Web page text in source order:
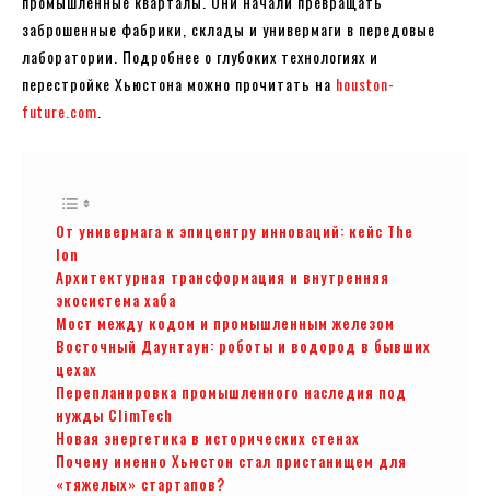
заброшенные фабрики, склады и универмаги в передовые
лаборатории. Подробнее о глубоких технологиях и
перестройке Хьюстона можно прочитать на houston-
future.com
От универмага к эпицентру инноваций: кейс The
Ion
Архитектурная трансформация и внутренняя
экосистема хаба
Мост между кодом и промышленным железом
Восточный Даунтаун: роботы и водород в бывших
цехах
Перепланировка промышленного наследия под
нужды ClimTech
Новая энергетика в исторических стенах
Почему именно Хьюстон стал пристанищем для
«тяжелых» стартапов?